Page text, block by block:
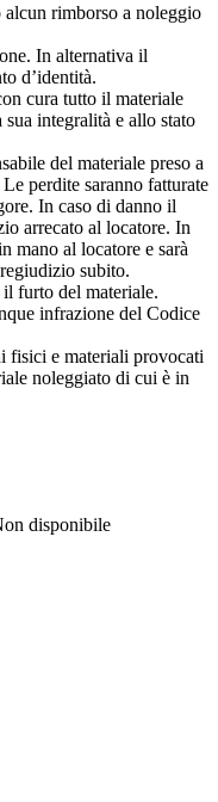
rimborso a noleggio
In alternativa il
d’identità.
cura tutto il materiale
integralità e allo stato
del materiale preso a
perdite saranno fatturate
In caso di danno il
arrecato al locatore. In
mano al locatore e sarà
subito.
furto del materiale.
infrazione del Codice
fisici e materiali provocati
noleggiato di cui è in
disponibile